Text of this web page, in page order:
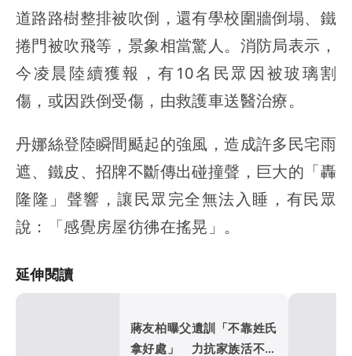
道路路樹整排被吹倒，還有學校圍牆倒塌、鐵
捲門被吹飛等，景象相當驚人。消防局表示，
今凌晨陸續獲報，有10名民眾因被玻璃割
傷，或因跌倒受傷，由救護車送醫治療。
丹娜絲登陸瞬間颳起的強風，造成許多民宅雨
遮、鐵皮、招牌不斷傳出碰撞聲，巨大的「轟
隆隆」聲響，讓民眾完全無法入睡，有民眾
說：「感覺房屋彷彿在搖晃」。
延伸閱讀
蔣友柏曝父遺訓「不靠姓氏
拿好處」 力抗家族活不過